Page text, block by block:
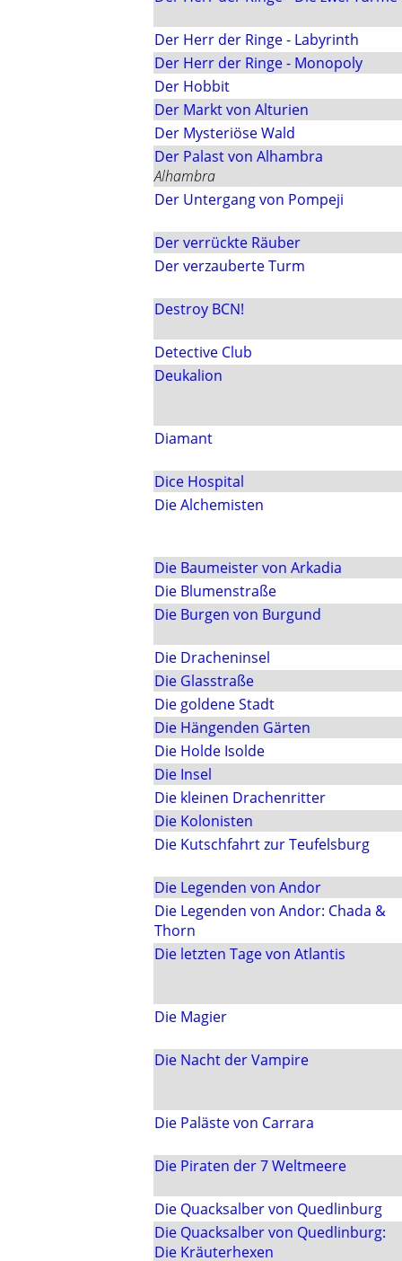
Der Herr der Ringe - Labyrinth
Der Herr der Ringe - Monopoly
Der Hobbit
Der Markt von Alturien
Der Mysteriöse Wald
Der Palast von Alhambra
Alhambra
Der Untergang von Pompeji
Der verrückte Räuber
Der verzauberte Turm
Destroy BCN!
Detective Club
Deukalion
Diamant
Dice Hospital
Die Alchemisten
Die Baumeister von Arkadia
Die Blumenstraße
Die Burgen von Burgund
Die Dracheninsel
Die Glasstraße
Die goldene Stadt
Die Hängenden Gärten
Die Holde Isolde
Die Insel
Die kleinen Drachenritter
Die Kolonisten
Die Kutschfahrt zur Teufelsburg
Die Legenden von Andor
Die Legenden von Andor: Chada &
Thorn
Die letzten Tage von Atlantis
Die Magier
Die Nacht der Vampire
Die Paläste von Carrara
Die Piraten der 7 Weltmeere
Die Quacksalber von Quedlinburg
Die Quacksalber von Quedlinburg:
Die Kräuterhexen